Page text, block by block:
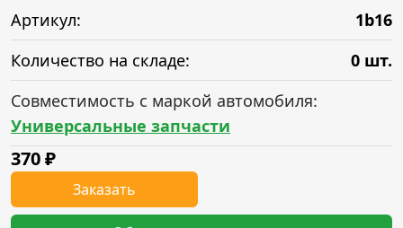
Артикул:
1b16
Количество на складе:
0 шт.
Совместимость с маркой автомобиля:
Универсальные запчасти
370₽
Заказать